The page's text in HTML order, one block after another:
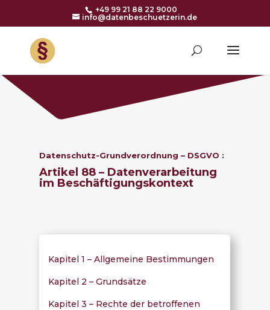
+49 99 21 88 22 9000
info@datenbeschuetzerin.de
Datenschutz-Grundverordnung – DSGVO :
Artikel 88 – Datenverarbeitung
im Beschäftigungskontext
Kapitel 1 – Allgemeine Bestimmungen
Kapitel 2 – Grundsätze
Kapitel 3 – Rechte der betroffenen